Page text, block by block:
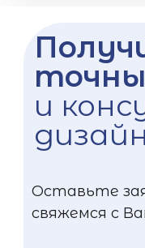
и
Оставьте
свяжемся с